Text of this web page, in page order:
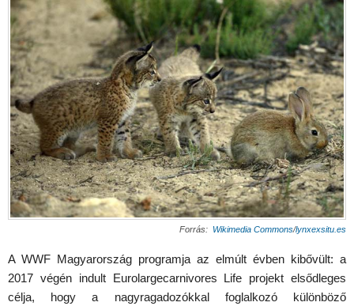
Forrás: Wikimedia Commons/lynxexsitu.es
A WWF Magyarország programja az elmúlt évben kibővült: a
2017 végén indult Eurolargecarnivores Life projekt elsődleges
célja, hogy a nagyragadozókkal foglalkozó különböző